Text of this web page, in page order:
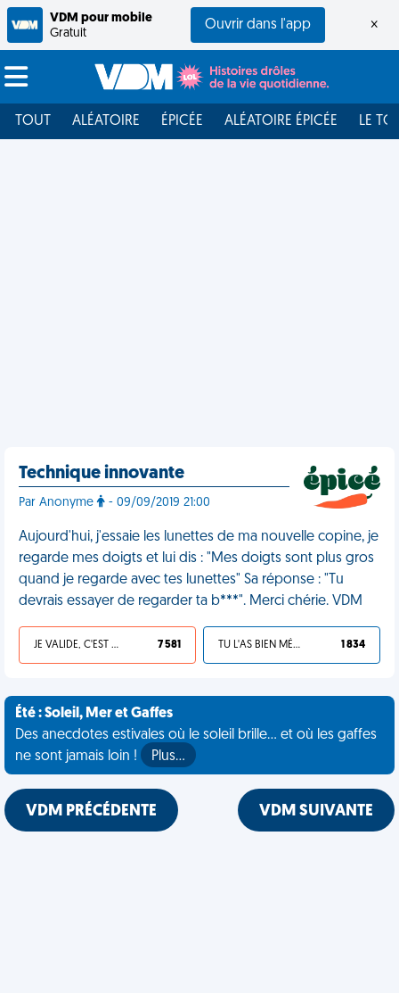
VDM pour mobile
Gratuit
Ouvrir dans l'app ×
TOUT ALÉATOIRE ÉPICÉE ALÉATOIRE ÉPICÉE LE
Technique innovante
Par Anonyme - 09/09/2019 21:00
Aujourd'hui, j'essaie les lunettes de ma nouvelle copine, je
regarde mes doigts et lui dis : "Mes doigts sont plus gros
quand je regarde avec tes lunettes" Sa réponse : "Tu
devrais essayer de regarder ta b***". Merci chérie. VDM
JE VALIDE, C'EST UNE VDM 7 581 TU L'AS BIEN MÉRITÉ 1 834
Été : Soleil, Mer et Gaffes
Des anecdotes estivales où le soleil brille... et où les gaffes
ne sont jamais loin !
Plus…
VDM PRÉCÉDENTE VDM SUIVANTE